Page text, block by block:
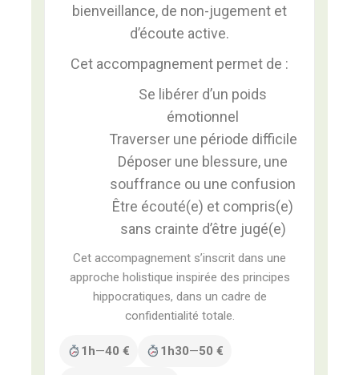
bienveillance, de non-jugement et
d’écoute active.
Cet accompagnement permet de :
Se libérer d’un poids
émotionnel
Traverser une période difficile
Déposer une blessure, une
souffrance ou une confusion
Être écouté(e) et compris(e)
sans crainte d’être jugé(e)
Cet accompagnement s’inscrit dans une
approche holistique inspirée des principes
hippocratiques, dans un cadre de
confidentialité totale.
1h—40 € 1h30—50 €